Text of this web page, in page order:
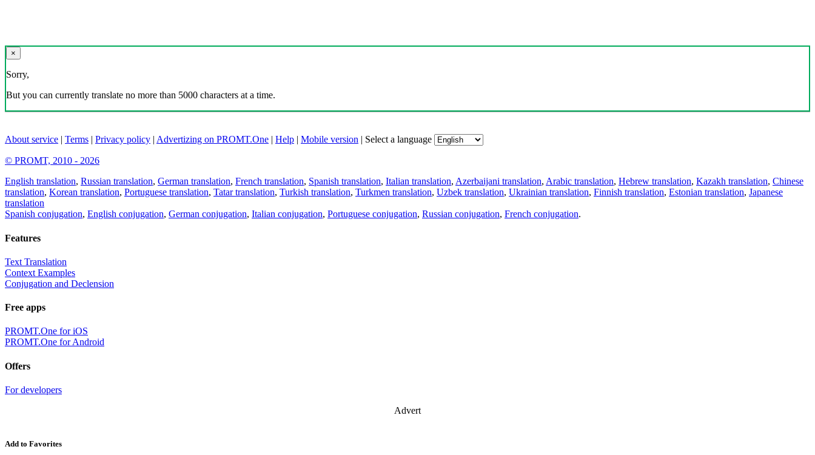
×
Sorry,
But you can currently translate no more than 5000 characters at a time.
About service | Terms | Privacy policy | Advertizing on PROMT.One | Help | Mobile version | Select a language
© PROMT, 2010 - 2026
English translation, Russian translation, German translation, French translation, Spanish translation, Italian translation, Azerbaijani translation, Arabic translation, Hebrew translation, Kazakh translation, Chinese
translation, Korean translation, Portuguese translation, Tatar translation, Turkish translation, Turkmen translation, Uzbek translation, Ukrainian translation, Finnish translation, Estonian translation, Japanese
translation
Spanish conjugation, English conjugation, German conjugation, Italian conjugation, Portuguese conjugation, Russian conjugation, French conjugation.
Features
Text Translation
Context Examples
Conjugation and Declension
Free apps
PROMT.One for iOS
PROMT.One for Android
Offers
For developers
Advert
Add to Favorites